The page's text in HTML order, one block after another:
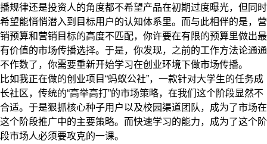
播规律还是投资人的角度都不希望产品在初期过度曝光，但同时
希望能悄悄潜入到目标用户的认知体系里。而与此相伴的是，营
销预算和营销目标的高度不匹配，你许要在有限的预算里做出最
有价值的市场传播选择。于是，你发现，之前的工作方法论通通
不作数了，你需要重新开始学习在创业环境下做市场传播。
比如我正在做的创业项目“蚂蚁公社”，一款针对大学生的任务成
长社区，传统的“高举高打”的市场策略，在我们这个阶段显然不
合适。于是狠抓核心种子用户以及校园渠道团队，成为了市场在
这个阶段推广中的主要策略。而快速学习的能力，成为了这个阶
段市场人必须要攻克的一课。